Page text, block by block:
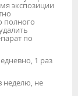
экспозиции
полного
по
1 раз
неделю, не